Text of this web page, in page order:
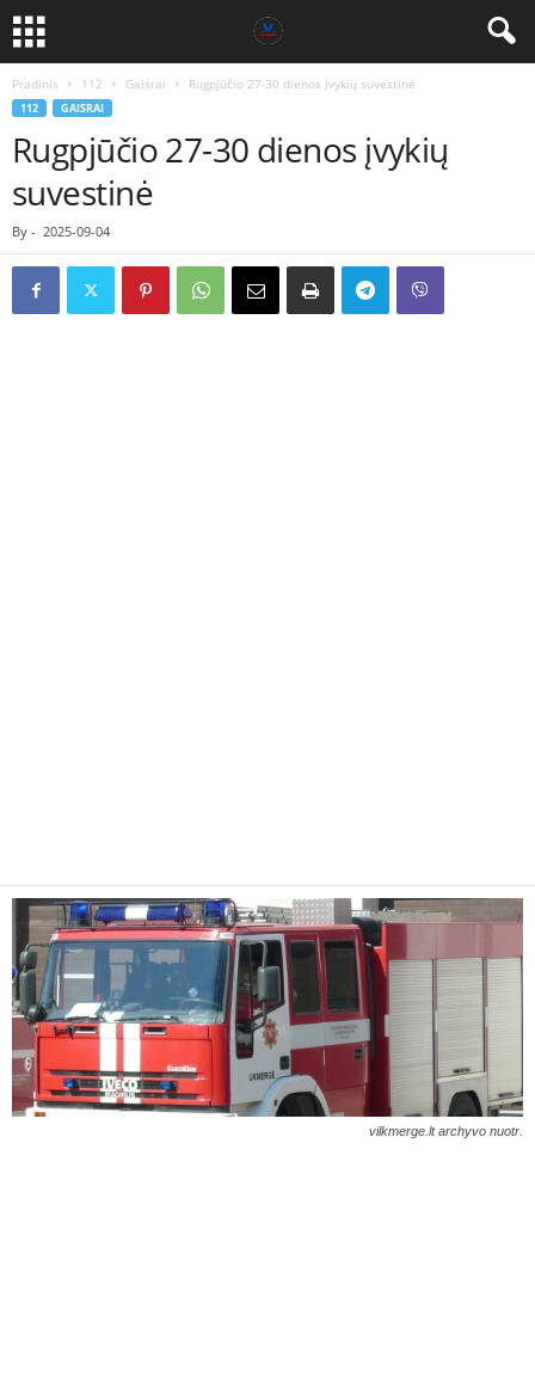
Pradinis 112 Gaisrai Rugpjūčio 27-30 dienos įvykių suvestinė
112 GAISRAI
Rugpjūčio 27-30 dienos įvykių
suvestinė
By - 2025-09-04
vilkmerge.lt archyvo nuotr.